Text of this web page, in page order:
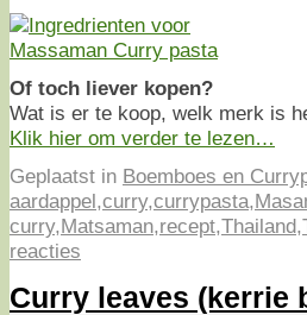
Of toch liever kopen?
Wat is er te koop, welk merk is
Klik hier om verder te lezen…
Geplaatst in Boemboes en
aardappel,curry,currypasta,
curry,Matsaman,recept,Thailand,
reacties
Curry leaves (kerrie